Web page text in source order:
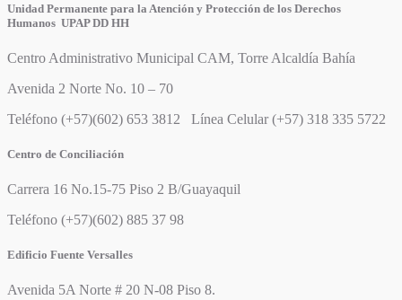
Unidad Permanente para la Atención y Protección de los Derechos
Humanos UPAP DD HH
Centro Administrativo Municipal CAM, Torre Alcaldía Bahía
Avenida 2 Norte No. 10 – 70
Teléfono (+57)(602) 653 3812 Línea Celular (+57) 318 335 5722
Centro de Conciliación
Carrera 16 No.15-75 Piso 2 B/Guayaquil
Teléfono (+57)(602) 885 37 98
Edificio Fuente Versalles
Avenida 5A Norte # 20 N-08 Piso 8.